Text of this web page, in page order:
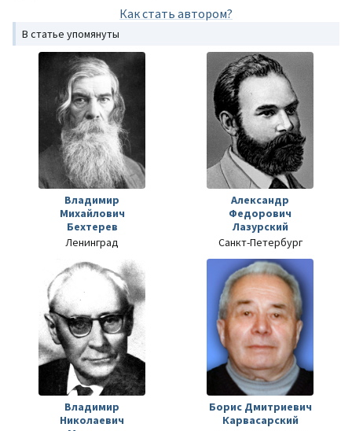
Как стать автором?
В статье упомянуты
Владимир
Михайлович
Бехтерев
Ленинград
Александр
Федорович
Лазурский
Санкт-Петербург
Владимир
Николаевич
Борис Дмитриевич
Карвасарский